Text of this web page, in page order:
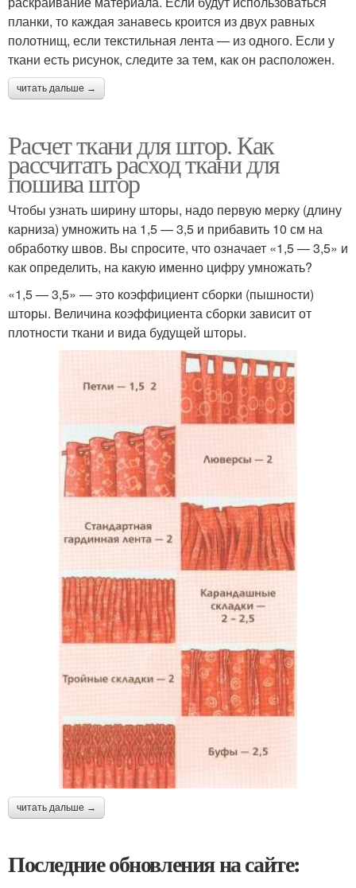
планки, то каждая занавесь кроится из двух равных
полотнищ, если текстильная лента — из одного. Если у
ткани есть рисунок, следите за тем, как он расположен.
читать дальше →
Расчет ткани для штор. Как
рассчитать расход ткани для
пошива штор
Чтобы узнать ширину шторы, надо первую мерку (длину
карниза) умножить на 1,5 — 3,5 и прибавить 10 см на
обработку швов. Вы спросите, что означает «1,5 — 3,5» и
как определить, на какую именно цифру умножать?
«1,5 — 3,5» — это коэффициент сборки (пышности)
шторы. Величина коэффициента сборки зависит от
плотности ткани и вида будущей шторы.
читать дальше →
Последние обновления на сайте: